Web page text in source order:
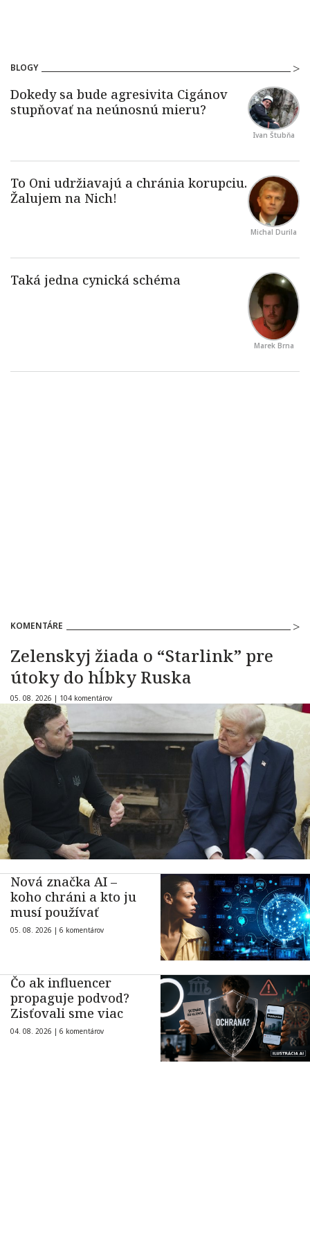
BLOGY
Ivan Štubňa
Michal Durila
Marek Brna
KOMENTÁRE
Zelenskyj žiada o “Starlink” pre
útoky do hĺbky Ruska
05. 08. 2026 | 104 komentárov
Nová značka AI –
koho chráni a kto ju
musí používať
05. 08. 2026 | 6 komentárov
Čo ak influencer
propaguje podvod?
Zisťovali sme viac
04. 08. 2026 | 6 komentárov